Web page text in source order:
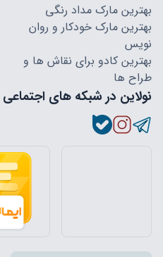
بهترین مارک مداد رنگی
بهترین مارک خودکار و روان
نویس
بهترین کادو برای نقاش ها و
طراح ها
نولاین در شبکه های اجتماعی